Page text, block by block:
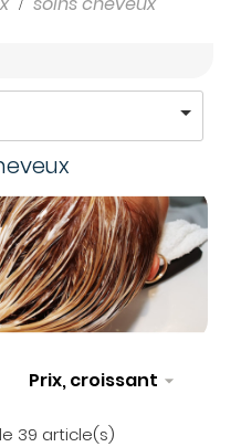
Prix, croissant 
39 article(s)